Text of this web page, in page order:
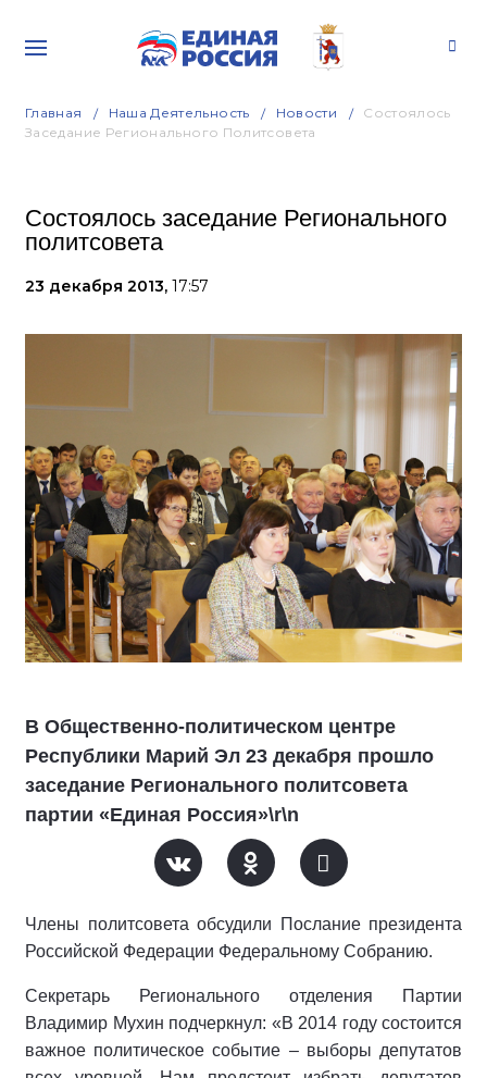
Главная Наша Деятельность Новости
Состоялось
Заседание Регионального Политсовета
Состоялось заседание Регионального
политсовета
23 декабря 2013, 17:57
В Общественно-политическом центре
Республики Марий Эл 23 декабря прошло
заседание Регионального политсовета
партии «Единая Россия»\r\n
Члены политсовета обсудили Послание президента
Российской Федерации Федеральному Собранию.
Секретарь Регионального отделения Партии
Владимир Мухин подчеркнул: «В 2014 году состоится
важное политическое событие – выборы депутатов